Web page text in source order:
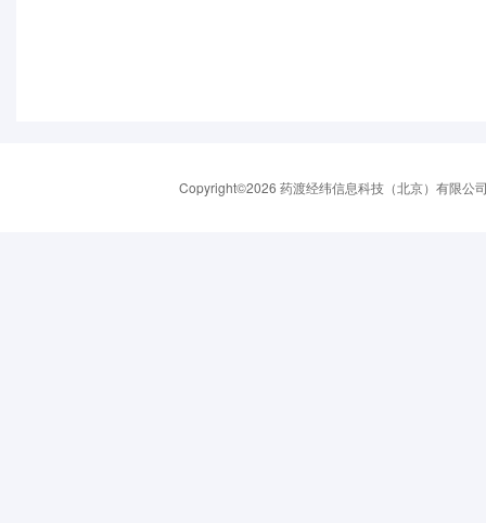
Copyright©2026 药渡经纬信息科技（北京）有限公